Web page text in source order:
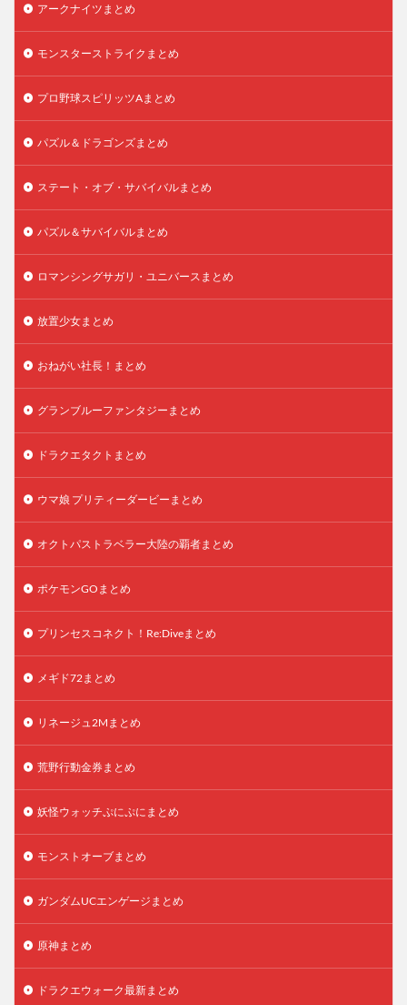
アークナイツまとめ
モンスターストライクまとめ
プロ野球スピリッツAまとめ
パズル＆ドラゴンズまとめ
ステート・オブ・サバイバルまとめ
パズル＆サバイバルまとめ
ロマンシングサガリ・ユニバースまとめ
放置少女まとめ
おねがい社長！まとめ
グランブルーファンタジーまとめ
ドラクエタクトまとめ
ウマ娘 プリティーダービーまとめ
オクトパストラベラー大陸の覇者まとめ
ポケモンGOまとめ
プリンセスコネクト！Re:Diveまとめ
メギド72まとめ
リネージュ2Mまとめ
荒野行動金券まとめ
妖怪ウォッチぷにぷにまとめ
モンストオーブまとめ
ガンダムUCエンゲージまとめ
原神まとめ
ドラクエウォーク最新まとめ